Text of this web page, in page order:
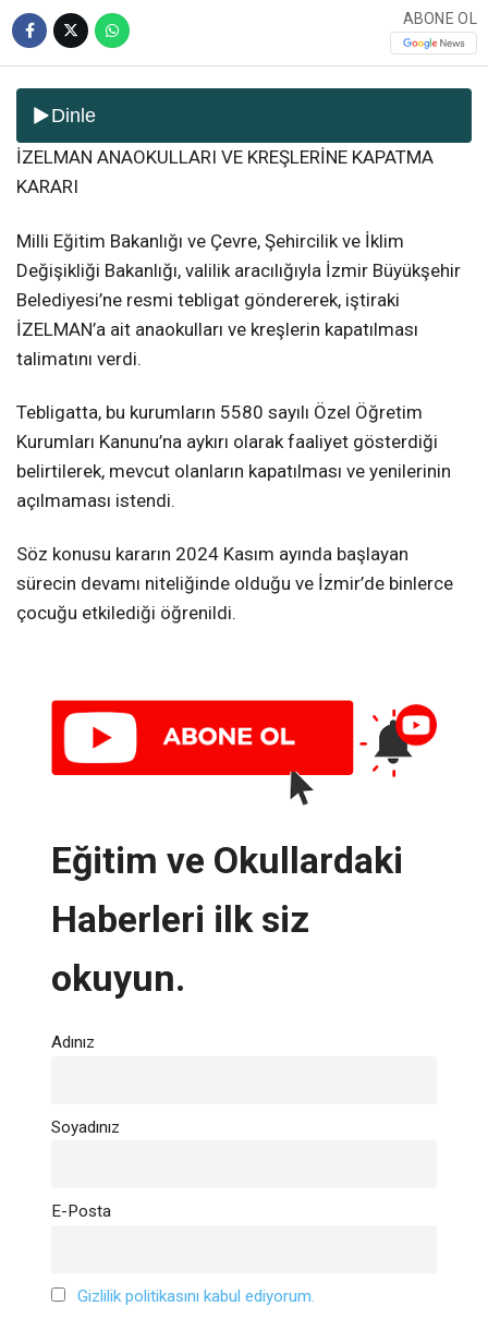
ABONE OL
Dinle
İZELMAN ANAOKULLARI VE KREŞLERİNE KAPATMA
KARARI
Milli Eğitim Bakanlığı ve Çevre, Şehircilik ve İklim
Değişikliği Bakanlığı, valilik aracılığıyla İzmir Büyükşehir
Belediyesi’ne resmi tebligat göndererek, iştiraki
İZELMAN’a ait anaokulları ve kreşlerin kapatılması
talimatını verdi.
Tebligatta, bu kurumların 5580 sayılı Özel Öğretim
Kurumları Kanunu’na aykırı olarak faaliyet gösterdiği
belirtilerek, mevcut olanların kapatılması ve yenilerinin
açılmaması istendi.
Söz konusu kararın 2024 Kasım ayında başlayan
sürecin devamı niteliğinde olduğu ve İzmir’de binlerce
çocuğu etkilediği öğrenildi.
Eğitim ve Okullardaki
Haberleri ilk siz
okuyun.
Adınız
Soyadınız
E-Posta
Gizlilik politikasını kabul ediyorum.